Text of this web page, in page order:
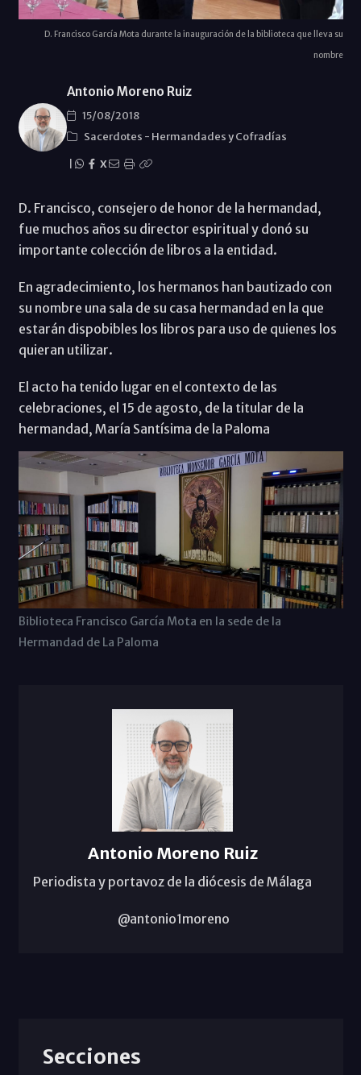
D. Francisco García Mota durante la inauguración de la biblioteca que lleva su
nombre
Antonio Moreno Ruiz
15/08/2018
Sacerdotes - Hermandades y Cofradías
X
D. Francisco, consejero de honor de la hermandad,
fue muchos años su director espiritual y donó su
importante colección de libros a la entidad.
En agradecimiento, los hermanos han bautizado con
su nombre una sala de su casa hermandad en la que
estarán dispobibles los libros para uso de quienes los
quieran utilizar.
El acto ha tenido lugar en el contexto de las
celebraciones, el 15 de agosto, de la titular de la
hermandad, María Santísima de la Paloma
Biblioteca Francisco García Mota en la sede de la
Hermandad de La Paloma
Antonio Moreno Ruiz
Periodista y portavoz de la diócesis de Málaga
@antonio1moreno
Secciones